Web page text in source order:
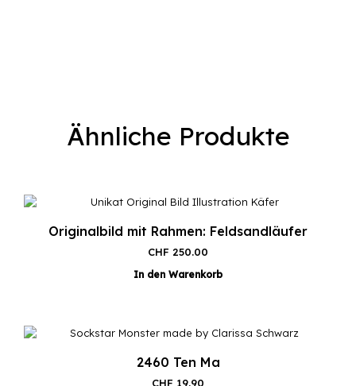
Ähnliche Produkte
Originalbild mit Rahmen: Feldsandläufer
CHF 250.00
In den Warenkorb
2460 Ten Ma
CHF 19.90